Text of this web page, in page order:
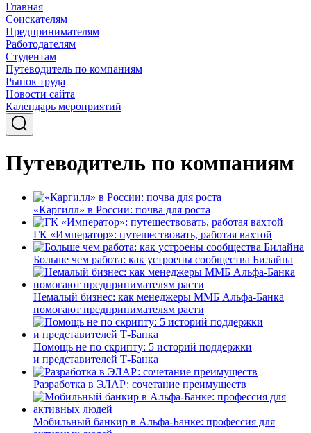
Главная
Соискателям
Предпринимателям
Работодателям
Студентам
Путеводитель по компаниям
Рынок труда
Новости сайта
Календарь мероприятий
Путеводитель по компаниям
«Каргилл» в России: почва для роста
ГК «Император»: путешествовать, работая вахтой
Больше чем работа: как устроены сообщества Билайна
Немалый бизнес: как менеджеры ММБ Альфа-Банка
помогают предпринимателям расти
Помощь не по скрипту: 5 историй поддержки
и представителей Т-Банка
Разработка в ЭЛАР: сочетание преимуществ
Мобильный банкир в Альфа-Банке: профессия для